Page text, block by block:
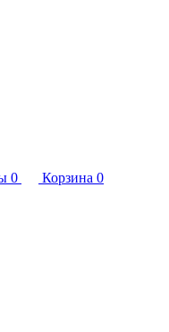
0 Корзина 0